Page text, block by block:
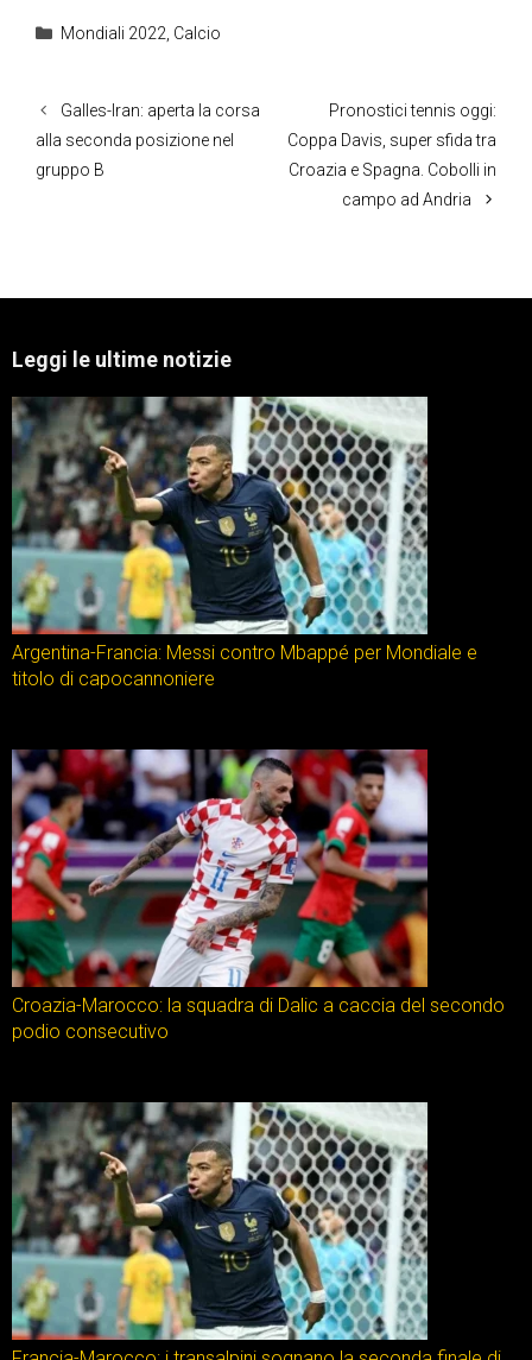
Categorie
Mondiali 2022, Calcio
Galles-Iran: aperta la corsa
alla seconda posizione nel
gruppo B
Pronostici tennis oggi:
Coppa Davis, super sfida tra
Croazia e Spagna. Cobolli in
campo ad Andria
Leggi le ultime notizie
Argentina-Francia: Messi contro Mbappé per Mondiale e
titolo di capocannoniere
Croazia-Marocco: la squadra di Dalic a caccia del secondo
podio consecutivo